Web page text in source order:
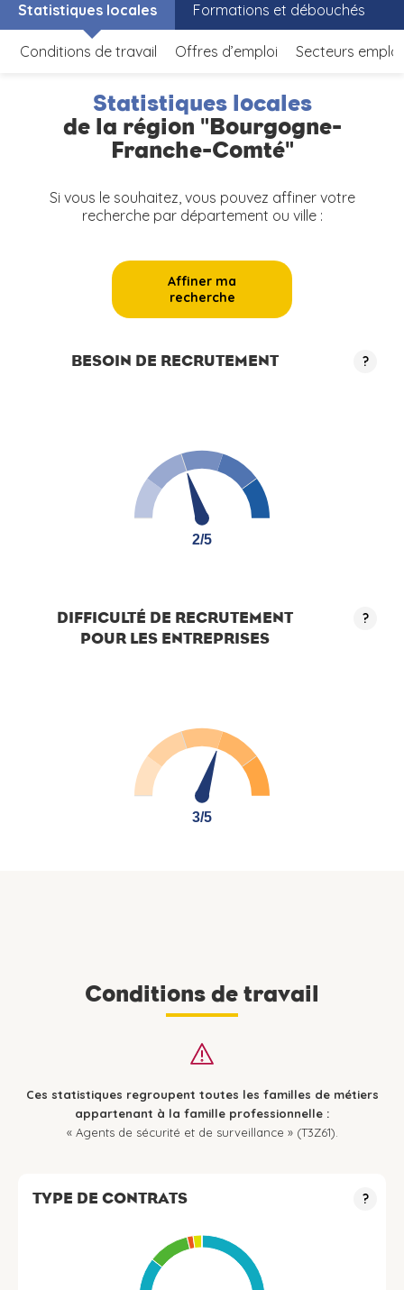
Statistiques locales Formations et débouchés
Conditions de travail Offres d’emploi Secteurs
Statistiques locales
de la région "Bourgogne-
Franche-Comté"
Si vous le souhaitez, vous pouvez affiner votre
recherche par département ou ville :
Affiner ma
recherche
BESOIN DE RECRUTEMENT ?
2/5
2/5
DIFFICULTÉ DE RECRUTEMENT
POUR LES ENTREPRISES
?
3/5
3/5
Conditions de travail
Ces statistiques regroupent toutes les familles de métiers
appartenant à la famille professionnelle :
« Agents de sécurité et de surveillance » (T3Z61).
TYPE DE CONTRATS ?